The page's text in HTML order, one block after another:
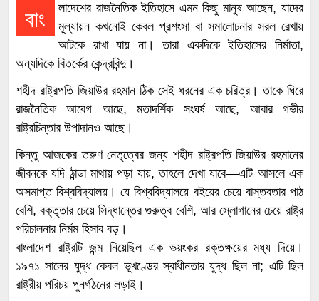
বাং
লাদেশের রাজনৈতিক ইতিহাসে এমন কিছু মানুষ আছেন, যাদের
মূল্যায়ন কখনোই কেবল প্রশংসা বা সমালোচনার সরল রেখায়
আটকে রাখা যায় না। তারা একদিকে ইতিহাসের নির্মাতা,
অন্যদিকে বিতর্কের কেন্দ্রবিন্দু।
শহীদ রাষ্ট্রপতি জিয়াউর রহমান ঠিক সেই ধরনের এক চরিত্র। তাকে ঘিরে
রাজনৈতিক আবেগ আছে, মতাদর্শিক সংঘর্ষ আছে, আবার গভীর
রাষ্ট্রচিন্তার উপাদানও আছে।
কিন্তু আজকের তরুণ নেতৃত্বের জন্য শহীদ রাষ্ট্রপতি জিয়াউর রহমানের
জীবনকে যদি ঠান্ডা মাথায় পড়া যায়, তাহলে দেখা যাবে—এটি আসলে এক
অসমাপ্ত বিশ্ববিদ্যালয়। যে বিশ্ববিদ্যালয়ে বইয়ের চেয়ে বাস্তবতার পাঠ
বেশি, বক্তৃতার চেয়ে সিদ্ধান্তের গুরুত্ব বেশি, আর স্লোগানের চেয়ে রাষ্ট্র
পরিচালনার নির্মম হিসাব বড়।
বাংলাদেশ রাষ্ট্রটি জন্ম নিয়েছিল এক ভয়ংকর রক্তক্ষয়ের মধ্য দিয়ে।
১৯৭১ সালের যুদ্ধ কেবল ভূখণ্ডের স্বাধীনতার যুদ্ধ ছিল না; এটি ছিল
রাষ্ট্রীয় পরিচয় পুনর্গঠনের লড়াই।